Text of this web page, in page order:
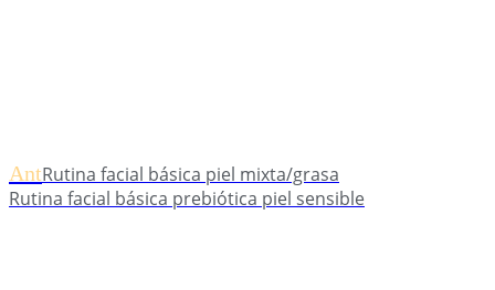
AntRutina facial básica piel mixta/grasa
Rutina facial básica prebiótica piel sensible